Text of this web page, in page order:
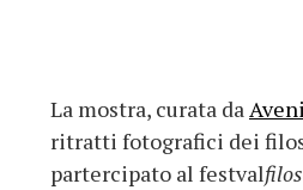
La mostra, curata da
ritratti fotografici dei
partercipato al festval